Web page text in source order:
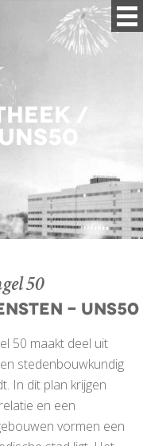
/
50
- UNS50
50 maakt deel uit
stedenbouwkundig
In dit plan krijgen
en een
vormen een